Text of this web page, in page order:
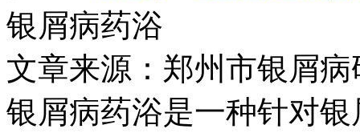
银屑病药浴
文章来源：郑州市银屑病
银屑病药浴是一种针对